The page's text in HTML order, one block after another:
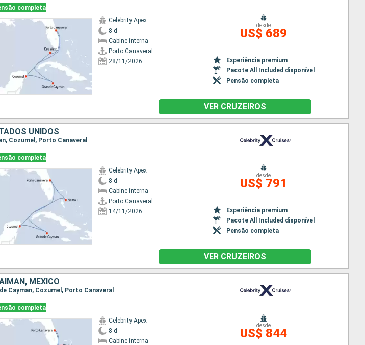
completa
Celebrity Apex
8 d
Cabine interna
Porto Canaveral
28/11/2026
desde
US$ 689
Experiência premium
Pacote All Included disponível
Pensão completa
VER CRUZEIROS
UNIDOS
Cozumel, Porto Canaveral
completa
Celebrity Apex
8 d
Cabine interna
Porto Canaveral
14/11/2026
desde
US$ 791
Experiência premium
Pacote All Included disponível
Pensão completa
VER CRUZEIROS
MÉXICO
Cayman, Cozumel, Porto Canaveral
completa
Celebrity Apex
8 d
Cabine interna
desde
US$ 844